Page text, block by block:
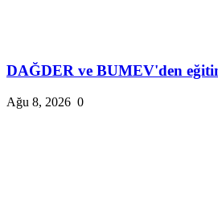
DAĞDER ve BUMEV'den
Ağu 8, 2026 0